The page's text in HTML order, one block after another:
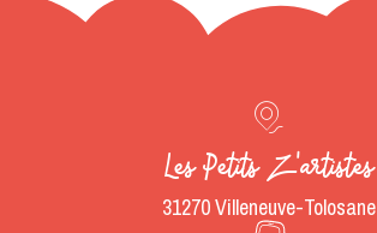
Les Petits Z'artistes
31270 Villeneuve-Tolosane